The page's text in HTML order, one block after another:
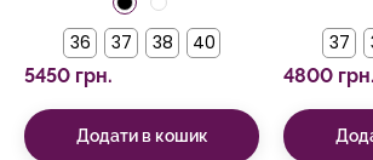
36 37 38 40
5450 грн.
Додати в кошик
37
4800 грн.